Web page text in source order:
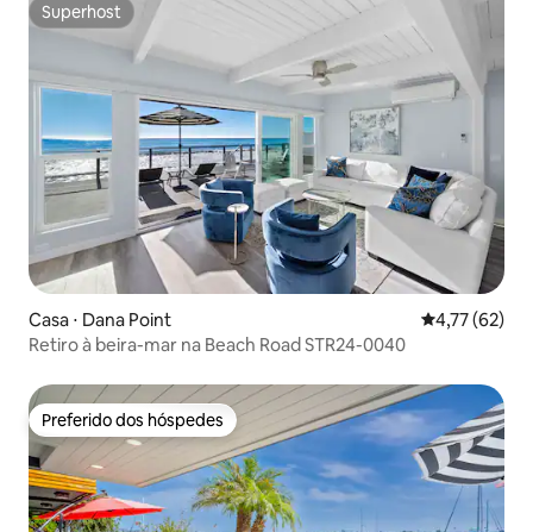
Superhost
Superhost
Casa ⋅ Dana Point 4,77 de uma
4,77 (62)
Retiro à beira-mar na Beach Road STR24-0040
Preferido dos hóspedes
Preferido dos hóspedes